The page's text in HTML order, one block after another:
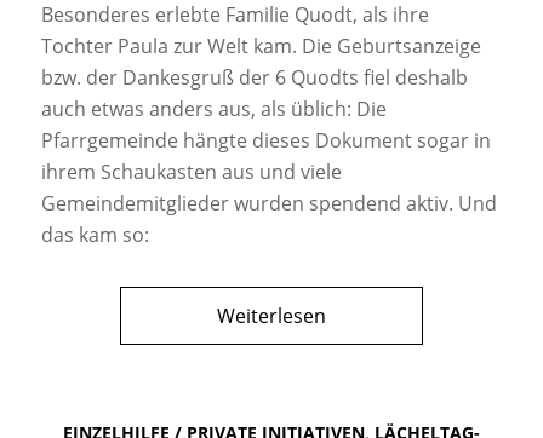
Besonderes erlebte Familie Quodt, als ihre
Tochter Paula zur Welt kam. Die Geburtsanzeige
bzw. der Dankesgruß der 6 Quodts fiel deshalb
auch etwas anders aus, als üblich: Die
Pfarrgemeinde hängte dieses Dokument sogar in
ihrem Schaukasten aus und viele
Gemeindemitglieder wurden spendend aktiv. Und
das kam so:
Weiterlesen
EINZELHILFE / PRIVATE INITIATIVEN, LÄCHELTAG-